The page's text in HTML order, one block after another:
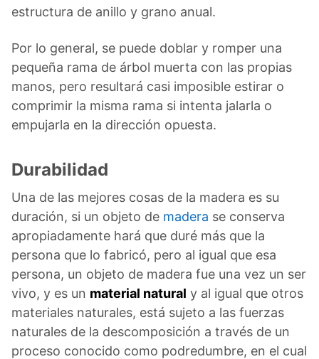
estructura de anillo y grano anual.
Por lo general, se puede doblar y romper una
pequeña rama de árbol muerta con las propias
manos, pero resultará casi imposible estirar o
comprimir la misma rama si intenta jalarla o
empujarla en la dirección opuesta.
Durabilidad
Una de las mejores cosas de la madera es su
duración, si un objeto de madera se conserva
apropiadamente hará que duré más que la
persona que lo fabricó, pero al igual que esa
persona, un objeto de madera fue una vez un ser
vivo, y es un material natural y al igual que otros
materiales naturales, está sujeto a las fuerzas
naturales de la descomposición a través de un
proceso conocido como podredumbre, en el cual